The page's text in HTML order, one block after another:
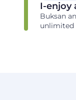
I-enjoy
Buksan
unlimited